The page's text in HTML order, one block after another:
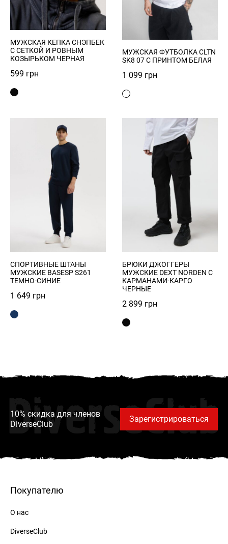
МУЖСКАЯ КЕПКА СНЭПБЕК
С СЕТКОЙ И РОВНЫМ
КОЗЫРЬКОМ ЧЕРНАЯ
599 грн
МУЖСКАЯ ФУТБОЛКА CLTN
SK8 07 С ПРИНТОМ БЕЛАЯ
1 099 грн
СПОРТИВНЫЕ ШТАНЫ
МУЖСКИЕ BASESP S261
ТЕМНО-СИНИЕ
1 649 грн
БРЮКИ ДЖОГГЕРЫ
МУЖСКИЕ DEXT NORDEN С
КАРМАНАМИ-КАРГО
ЧЕРНЫЕ
2 899 грн
10% скидка для членов
DiverseClub
DiverseClub
Зарегистрироваться
Покупателю
О нас
DiverseClub
Forgot Password?
Log in
Зарегистрироваться
Войти
Send